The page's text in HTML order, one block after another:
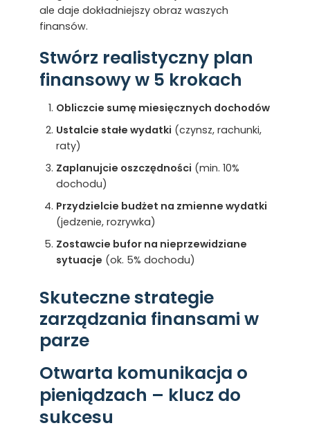
ale daje dokładniejszy obraz waszych
finansów.
Stwórz realistyczny plan
finansowy w 5 krokach
Obliczcie sumę miesięcznych dochodów
Ustalcie stałe wydatki (czynsz, rachunki,
raty)
Zaplanujcie oszczędności (min. 10%
dochodu)
Przydzielcie budżet na zmienne wydatki
(jedzenie, rozrywka)
Zostawcie bufor na nieprzewidziane
sytuacje (ok. 5% dochodu)
Skuteczne strategie
zarządzania finansami w
parze
Otwarta komunikacja o
pieniądzach – klucz do
sukcesu